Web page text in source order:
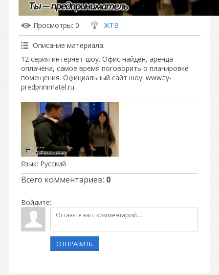
Просмотры: 0 ЖТВ
Описание материала:
12 серия интернет-шоу. Офис найден, аренда
оплачена, самое время поговорить о планировке
помещения. Официальный сайт шоу: www.ty-
predprinimatel.ru
Язык: Русский
Всего комментариев: 0
Войдите:
ОТПРАВИТЬ